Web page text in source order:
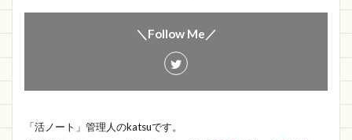
＼Follow Me／
「活ノート」管理人のkatsuです。